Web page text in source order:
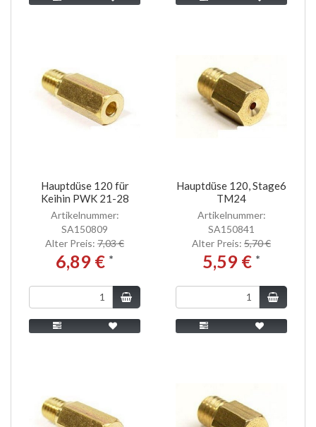
Hauptdüse 120 für
Keihin PWK 21-28
Artikelnummer:
SA150809
Alter Preis: 7,03 €
6,89 € *
Hauptdüse 120, Stage6
TM24
Artikelnummer:
SA150841
Alter Preis: 5,70 €
5,59 € *